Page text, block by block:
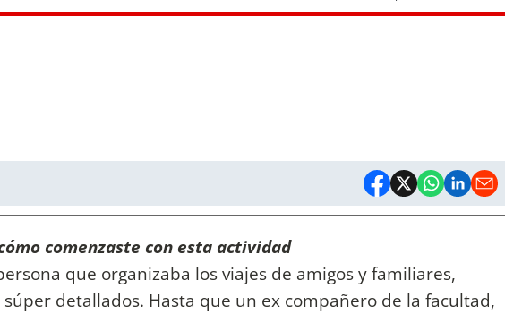
comenzaste con esta actividad
que organizaba los viajes de amigos y familiares,
detallados. Hasta que un ex compañero de la facultad,